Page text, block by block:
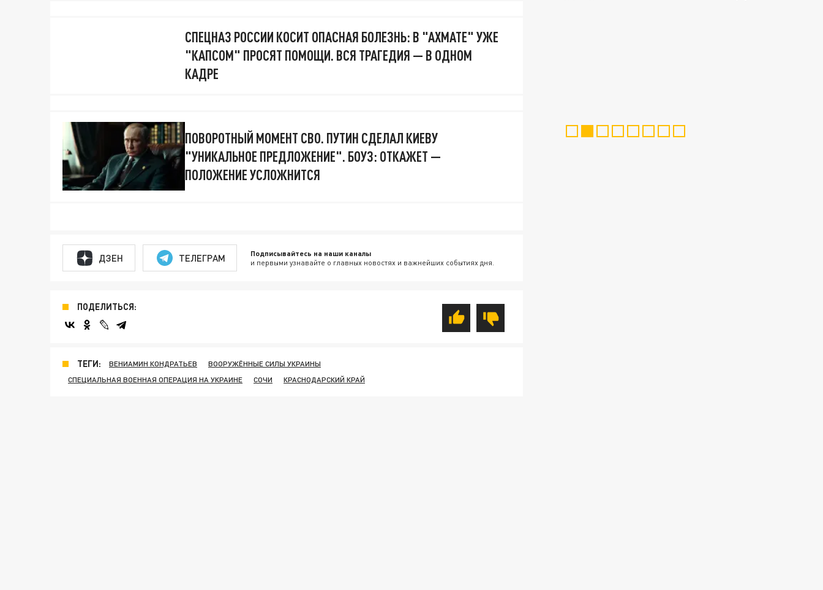
СПЕЦНАЗ РОССИИ КОСИТ ОПАСНАЯ БОЛЕЗНЬ: В "АХМАТЕ" УЖЕ
"КАПСОМ" ПРОСЯТ ПОМОЩИ. ВСЯ ТРАГЕДИЯ — В ОДНОМ
КАДРЕ
ПОВОРОТНЫЙ МОМЕНТ СВО. ПУТИН СДЕЛАЛ КИЕВУ
"УНИКАЛЬНОЕ ПРЕДЛОЖЕНИЕ". БОУЗ: ОТКАЖЕТ —
ПОЛОЖЕНИЕ УСЛОЖНИТСЯ
ДЗЕН ТЕЛЕГРАМ Подписывайтесь на наши каналы
и первыми узнавайте о главных новостях и важнейших событиях дня.
ПОДЕЛИТЬСЯ:
ТЕГИ: ВЕНИАМИН КОНДРАТЬЕВ
ВООРУЖЁННЫЕ СИЛЫ УКРАИНЫ
СПЕЦИАЛЬНАЯ ВОЕННАЯ ОПЕРАЦИЯ НА УКРАИНЕ
СОЧИ КРАСНОДАРСКИЙ КРАЙ